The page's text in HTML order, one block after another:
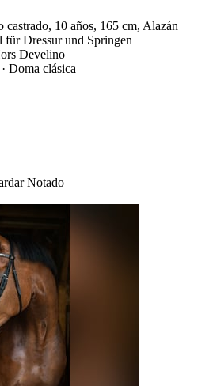
castrado, 10 años, 165 cm, Alazán
Dressur und Springen
Develino
Doma clásica
Notado